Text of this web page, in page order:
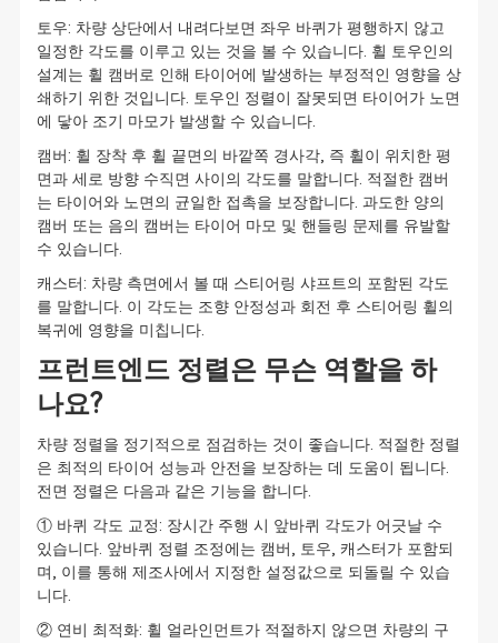
토우: 차량 상단에서 내려다보면 좌우 바퀴가 평행하지 않고
일정한 각도를 이루고 있는 것을 볼 수 있습니다. 휠 토우인의
설계는 휠 캠버로 인해 타이어에 발생하는 부정적인 영향을 상
쇄하기 위한 것입니다. 토우인 정렬이 잘못되면 타이어가 노면
에 닿아 조기 마모가 발생할 수 있습니다.
캠버: 휠 장착 후 휠 끝면의 바깥쪽 경사각, 즉 휠이 위치한 평
면과 세로 방향 수직면 사이의 각도를 말합니다. 적절한 캠버
는 타이어와 노면의 균일한 접촉을 보장합니다. 과도한 양의
캠버 또는 음의 캠버는 타이어 마모 및 핸들링 문제를 유발할
수 있습니다.
캐스터: 차량 측면에서 볼 때 스티어링 샤프트의 포함된 각도
를 말합니다. 이 각도는 조향 안정성과 회전 후 스티어링 휠의
복귀에 영향을 미칩니다.
프런트엔드 정렬은 무슨 역할을 하
나요?
차량 정렬을 정기적으로 점검하는 것이 좋습니다. 적절한 정렬
은 최적의 타이어 성능과 안전을 보장하는 데 도움이 됩니다.
전면 정렬은 다음과 같은 기능을 합니다.
① 바퀴 각도 교정: 장시간 주행 시 앞바퀴 각도가 어긋날 수
있습니다. 앞바퀴 정렬 조정에는 캠버, 토우, 캐스터가 포함되
며, 이를 통해 제조사에서 지정한 설정값으로 되돌릴 수 있습
니다.
② 연비 최적화: 휠 얼라인먼트가 적절하지 않으면 차량의 구